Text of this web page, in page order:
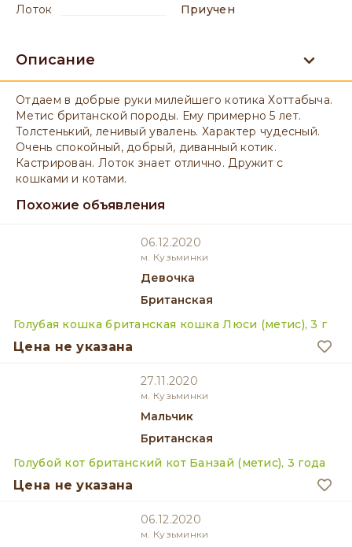
лоток приучен
Описание
Отдаем в добрые руки милейшего котика Хоттабыча.
Метис британской породы. Ему примерно 5 лет.
Толстенький, ленивый увалень. Характер чудесный.
Очень спокойный, добрый, диванный котик.
Кастрирован. Лоток знает отлично. Дружит с
кошками и котами.
Похожие объявления
06.12.2020
м. Кузьминки
девочка
Британская
Голубая кошка британская кошка Люси (метис), 3 г
Цена не указана
27.11.2020
м. Кузьминки
мальчик
Британская
Голубой кот британский кот Банзай (метис), 3 года
Цена не указана
06.12.2020
м. Кузьминки